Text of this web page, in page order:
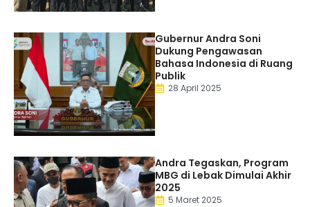
Gubernur Andra Soni
Dukung Pengawasan
Bahasa Indonesia di Ruang
Publik
28 April 2025
Andra Tegaskan, Program
MBG di Lebak Dimulai Akhir
2025
5 Maret 2025